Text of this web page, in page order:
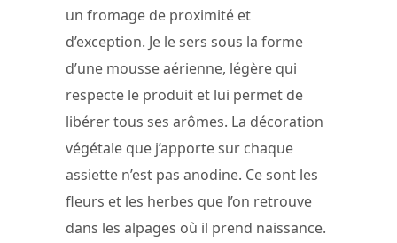
un fromage de proximité et
d’exception. Je le sers sous la forme
d’une mousse aérienne, légère qui
respecte le produit et lui permet de
libérer tous ses arômes. La décoration
végétale que j’apporte sur chaque
assiette n’est pas anodine. Ce sont les
fleurs et les herbes que l’on retrouve
dans les alpages où il prend naissance.